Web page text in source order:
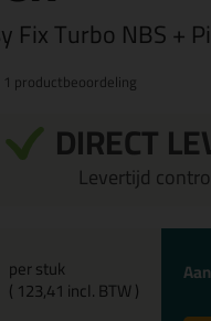
Fix Turbo NBS +
1 productbeoordeling
DIRECT
Levertijd
per stuk
( 123,41 incl. BTW )